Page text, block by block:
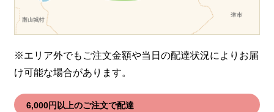
※エリア外でもご注文金額や当日の配達状況により お届
け可能な場合があります。
6,000円以上のご注文で配達